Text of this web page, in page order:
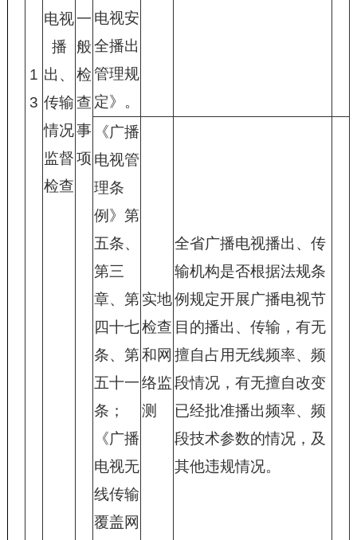
1
3
电视
播
出、
传输
情况
监督
检查
一
般
检
查
事
项
电视安
全播出
管理规
定》。
《广播
电视管
理条
例》第
五条、
第三
章、第
四十七
条、第
五十一
条；
《广播
电视无
线传输
覆盖网
实地
检查
和网
络监
测
全省广播电视播出、传
输机构是否根据法规条
例规定开展广播电视节
目的播出、传输，有无
擅自占用无线频率、频
段情况，有无擅自改变
已经批准播出频率、频
段技术参数的情况，及
其他违规情况。